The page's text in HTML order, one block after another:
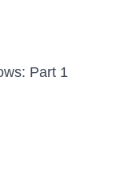
Part 1